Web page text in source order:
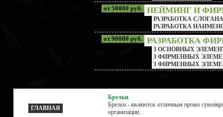
НЕЙМИНГ И
РАЗРАБОТКА
РАЗРАБОТКА
от 50000 руб.
РАЗРАБОТКА
3 ОСНОВНЫХ
3 ФИРМЕННЫХ
3 ФИРМЕННЫХ
от 90000 руб.
ГЛАВНАЯ
Брелки
Брелки - являются отличным промо
организации.